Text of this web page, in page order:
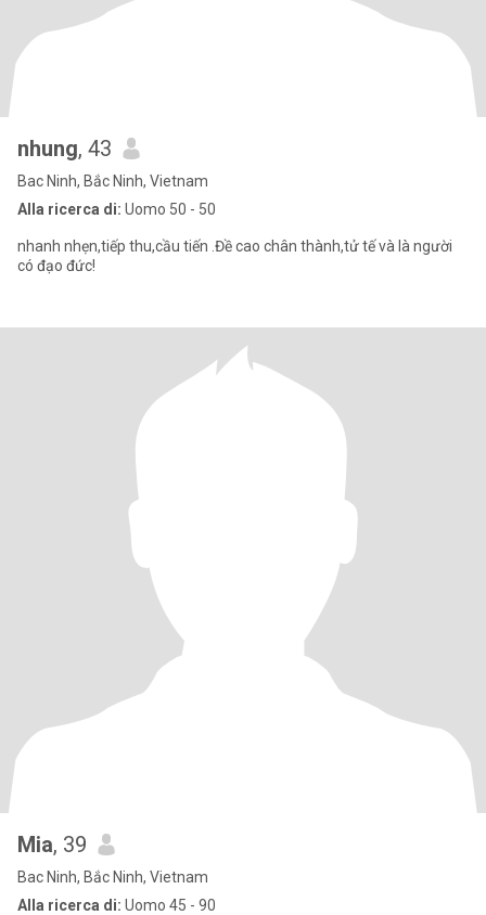
nhung, 43
Bac Ninh, Bắc Ninh, Vietnam
Alla ricerca di: Uomo 50 - 50
nhanh nhẹn,tiếp thu,cầu tiến .Đề cao chân thành,tử tế và là người
có đạo đức!
Mia, 39
Bac Ninh, Bắc Ninh, Vietnam
Alla ricerca di: Uomo 45 - 90